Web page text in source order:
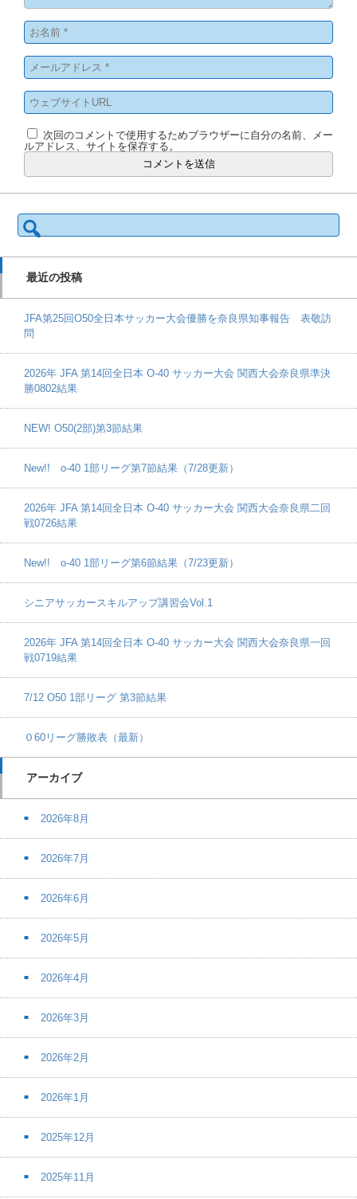
次回のコメントで使用するためブラウザーに自分の名前、メー
ルアドレス、サイトを保存する。
検
索:
最近の投稿
JFA第25回O50全日本サッカー大会優勝を奈良県知事報告 表敬訪
問
2026年 JFA 第14回全日本 O-40 サッカー大会 関西大会奈良県準決
勝0802結果
NEW! O50(2部)第3節結果
New!! o-40 1部リーグ第7節結果（7/28更新）
2026年 JFA 第14回全日本 O-40 サッカー大会 関西大会奈良県二回
戦0726結果
New!! o-40 1部リーグ第6節結果（7/23更新）
シニアサッカースキルアップ講習会Vol.1
2026年 JFA 第14回全日本 O-40 サッカー大会 関西大会奈良県一回
戦0719結果
7/12 O50 1部リーグ 第3節結果
０60リーグ勝敗表（最新）
アーカイブ
2026年8月
2026年7月
2026年6月
2026年5月
2026年4月
2026年3月
2026年2月
2026年1月
2025年12月
2025年11月